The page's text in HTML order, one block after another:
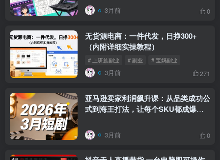
3月前 0
无货源电商：一件代发，日挣300+
（内附详细实操教程）
# 上班族副业 # 副业 # 宝妈副业
3月前 271
亚马逊卖家利润飙升课：从品类成功公
式到海王打法，让每个SKU都成爆款
3月前 0